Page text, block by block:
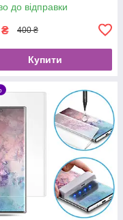
до відправки
₴ 400 ₴
Купити